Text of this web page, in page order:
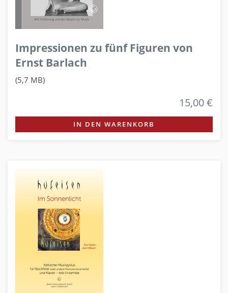
Impressionen zu fünf Figuren von
Ernst Barlach
(5,7 MB)
15,00 €
IN DEN WARENKORB